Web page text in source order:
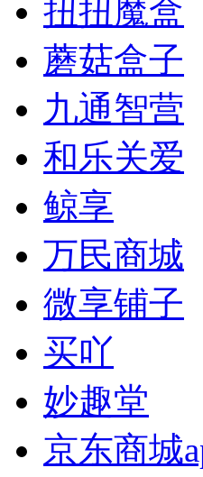
扭扭魔盒
蘑菇盒子
九通智营
和乐关爱
鲸享
万民商城
微享铺子
买吖
妙趣堂
京东商城